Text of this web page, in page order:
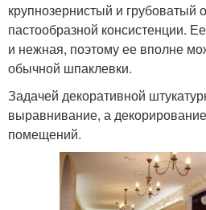
крупнозернистый и грубоватый
пастообразной консистенции.
и нежная, поэтому ее вполне
обычной шпаклевки.
Задачей декоративной
выравнивание, а
помещений.